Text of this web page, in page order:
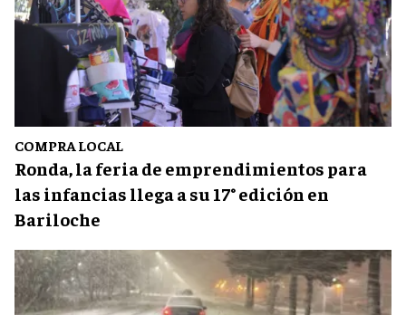
COMPRA LOCAL
Ronda, la feria de emprendimientos para
las infancias llega a su 17° edición en
Bariloche